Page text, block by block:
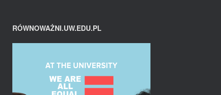
RÓWNOWAŻNI.UW.EDU.PL